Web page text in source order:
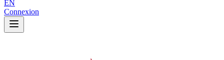
EN
Connexion